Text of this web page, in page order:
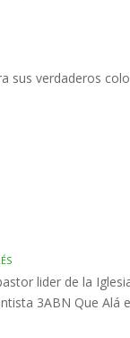
sus verdaderos
lider de la
3ABN Que